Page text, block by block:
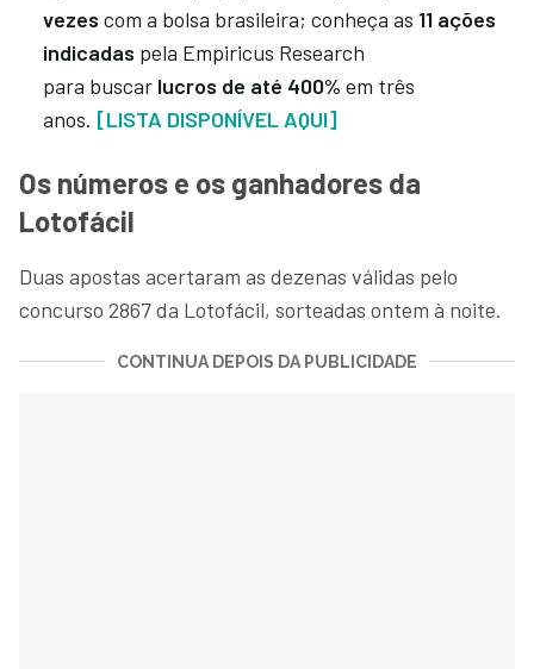
vezes com a bolsa brasileira; conheça as 11 ações
indicadas pela Empiricus Research
para buscar lucros de até 400% em três
anos. [LISTA DISPONÍVEL AQUI]
Os números e os ganhadores da
Lotofácil
Duas apostas acertaram as dezenas válidas pelo
concurso 2867 da Lotofácil, sorteadas ontem à noite.
CONTINUA DEPOIS DA PUBLICIDADE